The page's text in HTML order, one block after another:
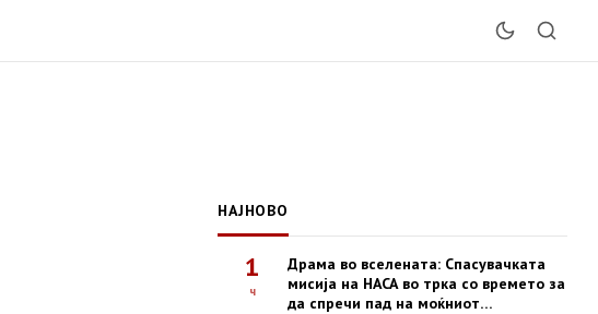
НАЈНОВО
1
ч
Драма во вселената: Спасувачката
мисија на НАСА во трка со времето за
да спречи пад на моќниот